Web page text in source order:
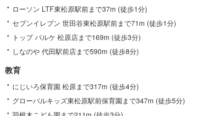
ローソン LTF東松原駅前まで37m (徒歩1分)
セブンイレブン 世田谷東松原駅前まで71m (徒歩1分)
トップ パルケ 松原店まで169m (徒歩3分)
しなのや 代田駅前店まで590m (徒歩8分)
教育
にじいろ保育園 松原まで317m (徒歩4分)
グローバルキッズ東松原駅前保育園まで347m (徒歩5分)